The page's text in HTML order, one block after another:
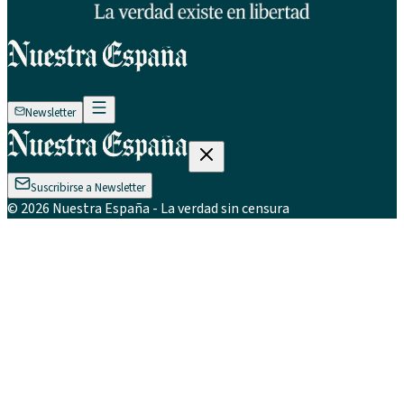
Newsletter
Suscribirse a Newsletter
© 2026 Nuestra España - La verdad sin censura